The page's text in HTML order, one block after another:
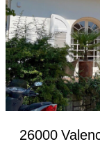
26000